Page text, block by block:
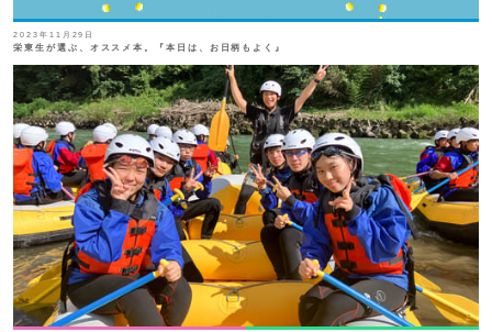
高校問い合わせ
2023年11月29日
栄東生が選ぶ、オススメ本。『本日は、お日柄もよく』